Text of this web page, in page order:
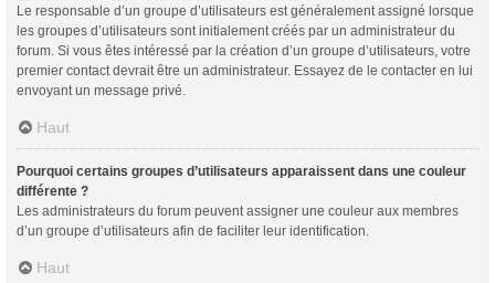
Le responsable d’un groupe d’utilisateurs est généralement assigné lorsque
les groupes d’utilisateurs sont initialement créés par un administrateur du
forum. Si vous êtes intéressé par la création d’un groupe d’utilisateurs, votre
premier contact devrait être un administrateur. Essayez de le contacter en lui
envoyant un message privé.
Haut
Pourquoi certains groupes d’utilisateurs apparaissent dans une couleur
différente ?
Les administrateurs du forum peuvent assigner une couleur aux membres
d’un groupe d’utilisateurs afin de faciliter leur identification.
Haut